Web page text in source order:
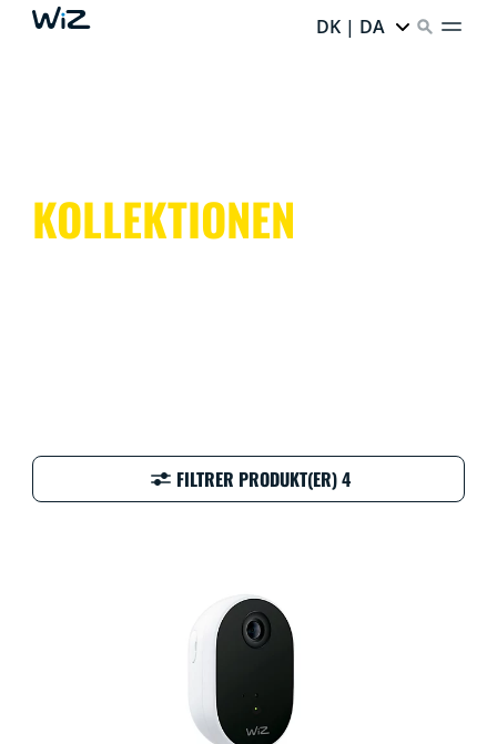
DK | DA
KOLLEKTIONEN
FILTRER PRODUKT(ER) 4